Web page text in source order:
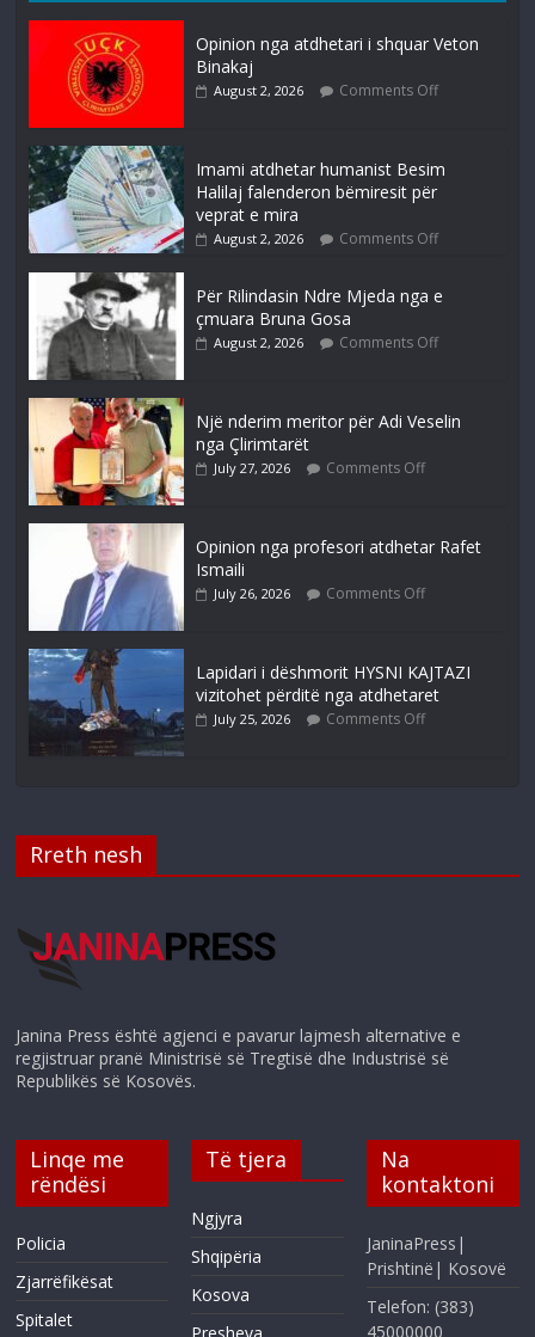
Opinion nga atdhetari i shquar Veton
Binakaj
August 2, 2026 Comments Off
Imami atdhetar humanist Besim
Halilaj falenderon bëmiresit për
veprat e mira
August 2, 2026 Comments Off
Për Rilindasin Ndre Mjeda nga e
çmuara Bruna Gosa
August 2, 2026 Comments Off
Një nderim meritor për Adi Veselin
nga Çlirimtarët
July 27, 2026 Comments Off
Opinion nga profesori atdhetar Rafet
Ismaili
July 26, 2026 Comments Off
Lapidari i dëshmorit HYSNI KAJTAZI
vizitohet përditë nga atdhetaret
July 25, 2026 Comments Off
Rreth nesh
Janina Press është agjenci e pavarur lajmesh alternative e
regjistruar pranë Ministrisë së Tregtisë dhe Industrisë së
Republikës së Kosovës.
Linqe me
rëndësi
Policia
Zjarrëfikësat
Spitalet
Të tjera
Ngjyra
Shqipëria
Kosova
Presheva
Na
kontaktoni
JaninaPress|
Prishtinë| Kosovë
Telefon: (383)
45000000